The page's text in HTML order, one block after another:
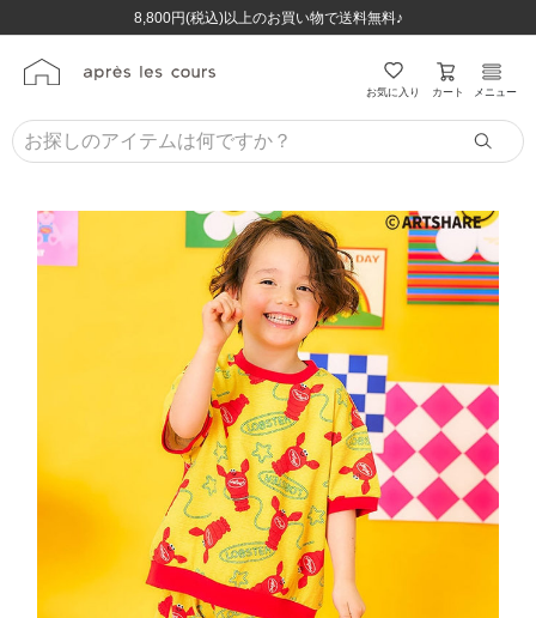
8,800円(税込)以上のお買い物で送料無料♪
ほぼ全品半額！！8/12(水)お昼12:59まで！！
8,800円(税込)以上のお買い物で送料無料♪
ほぼ全品半額！！8/12(水)お昼12:59まで！！
お気に入り カート メニュー